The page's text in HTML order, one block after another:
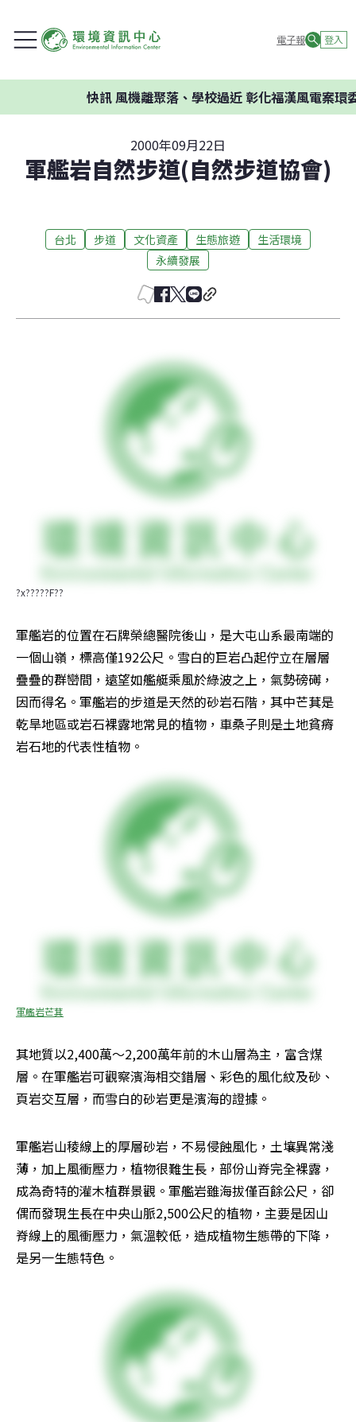
電子報 登入
快訊風機離聚落、學校過近 彰化福漢風電案環委
2000年09月22日
軍艦岩自然步道(自然步道協會)
台北 步道 文化資產 生態旅遊
生活環境
永續發展
?x?????F??
軍艦岩的位置在石牌榮總醫院後山，是大屯山系最南端的
一個山嶺，標高僅192公尺。雪白的巨岩凸起佇立在層層
疊疊的群巒間，遠望如艦艇乘風於綠波之上，氣勢磅礡，
因而得名。軍艦岩的步道是天然的砂岩石階，其中芒萁是
乾旱地區或岩石裸露地常見的植物，車桑子則是土地貧瘠
岩石地的代表性植物。
軍艦岩芒萁
其地質以2,400萬～2,200萬年前的木山層為主，富含煤
層。在軍艦岩可觀察濱海相交錯層、彩色的風化紋及砂、
頁岩交互層，而雪白的砂岩更是濱海的證據。
軍艦岩山稜線上的厚層砂岩，不易侵蝕風化，土壤異常淺
薄，加上風衝壓力，植物很難生長，部份山脊完全裸露，
成為奇特的灌木植群景觀。軍艦岩雖海拔僅百餘公尺，卻
偶而發現生長在中央山脈2,500公尺的植物，主要是因山
脊線上的風衝壓力，氣溫較低，造成植物生態帶的下降，
是另一生態特色。